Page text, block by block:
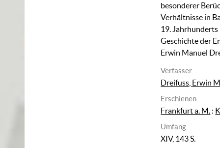
besonderer
Verhältnisse in
19. Jahrhunderts
Geschichte der
Erwin Manuel
Verfasser
Dreifuss, Erwin
Erschienen
Frankfurt a. M. :
Umfang
XIV, 143 S.